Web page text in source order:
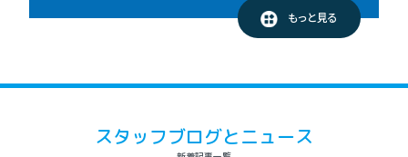
もっと見る
スタッフブログとニュース